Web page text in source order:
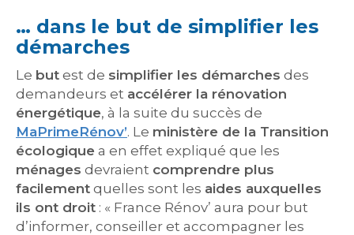
… dans le but de simplifier les
démarches
Le but est de simplifier les démarches des
demandeurs et accélérer la rénovation
énergétique, à la suite du succès de
MaPrimeRénov’. Le ministère de la Transition
écologique a en effet expliqué que les
ménages devraient comprendre plus
facilement quelles sont les aides auxquelles
ils ont droit : « France Rénov’ aura pour but
d’informer, conseiller et accompagner les